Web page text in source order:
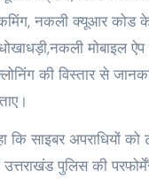
नकली क्यूआर कोड के
मोबाइल
की विस्तार से
कि साइबर अपराधियों
उत्तराखंड पुलिस की